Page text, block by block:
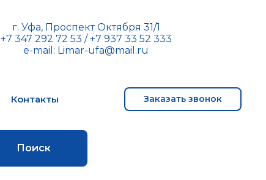
г. Уфа, Проспект Октября 31/1
+7 347 292 72 53 /+7 937 33 52 333
e-mail: Limar-ufa@mail.ru
Контакты Заказать звонок
Поиск